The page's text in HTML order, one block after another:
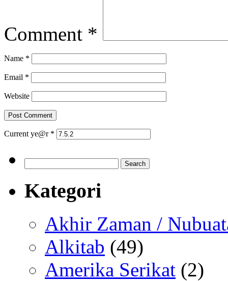
Comment *
Name *
Email *
Website
Current ye@r *
for:
Kategori
Akhir Zaman /
Alkitab (49)
Amerika Serikat (2)